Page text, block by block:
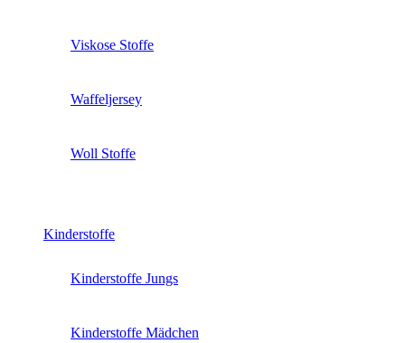
Viskose Stoffe
Waffeljersey
Woll Stoffe
Kinderstoffe
Kinderstoffe Jungs
Kinderstoffe Mädchen